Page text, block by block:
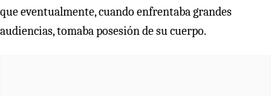
que eventualmente, cuando enfrentaba grandes
audiencias, tomaba posesión de su cuerpo.